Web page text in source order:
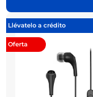
Llévatelo a crédito
Oferta